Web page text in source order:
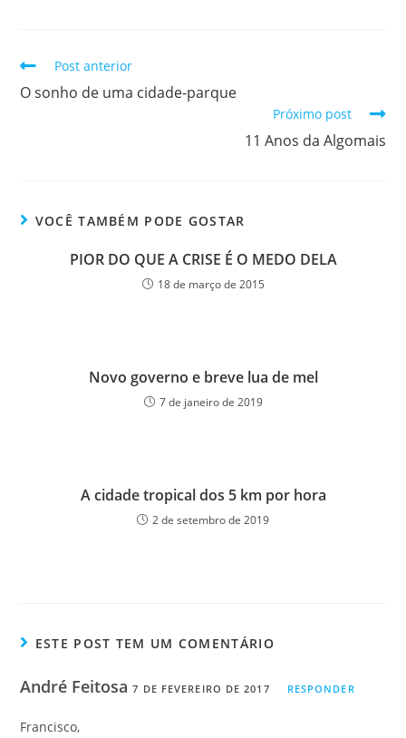
Post anterior
O sonho de uma cidade-parque
Próximo post
11 Anos da Algomais
VOCÊ TAMBÉM PODE GOSTAR
PIOR DO QUE A CRISE É O MEDO DELA
18 de março de 2015
Novo governo e breve lua de mel
7 de janeiro de 2019
A cidade tropical dos 5 km por hora
2 de setembro de 2019
ESTE POST TEM UM COMENTÁRIO
André Feitosa7 DE FEVEREIRO DE 2017 RESPONDER
Francisco,